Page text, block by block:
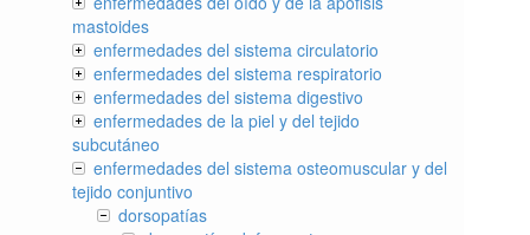
mastoides
enfermedades del sistema circulatorio
enfermedades del sistema respiratorio
enfermedades del sistema digestivo
enfermedades de la piel y del tejido
subcutáneo
enfermedades del sistema osteomuscular y del
tejido conjuntivo
dorsopatías